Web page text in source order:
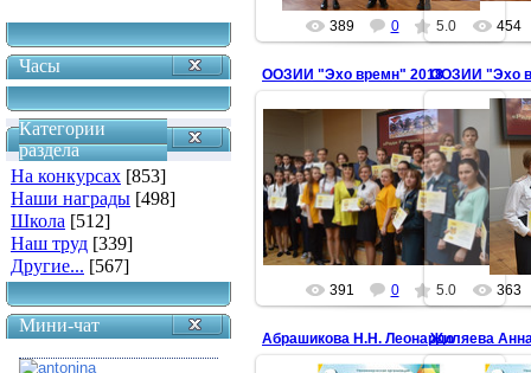
Часы
Категории
раздела
На конкурсах [853]
Наши награды [498]
Школа [512]
Наш труд [339]
Другие... [567]
Мини-чат
389 0 5.0 454
ООЗИИ "Эхо времн" 2018
25.04.2018
Участники игры с жюри и
ведущими
antonina
391 0 5.0
ООЗИИ "Эхо
Победитель
363
Абрашикова Н.Н. ЛеонардоЖиляева